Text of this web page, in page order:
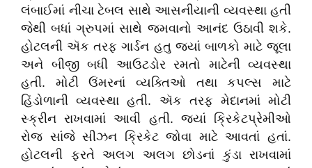
લંબાઈમાં નીચા ટેબલ સાથે આસનીયાની વ્યવસ્થા હતી
જેથી બધાં ગ્રુપમાં સાથે જમવાનો આનંદ ઉઠાવી શકે.
હોટલની ઍક તરફ ગાર્ડન હતુ જયાં બાળકો માટે જૂલા
અને બીજી બધી આઉટડોર રમતો માટેની વ્યવસ્થા
હતી. મોટી ઉંમરનાં વ્યક્તિઓ તથા કપલ્સ માટે
હિંડોળાની વ્યવસ્થા હતી. ઍક તરફ મેદાનમાં મોટી
સ્ક્રીન રાખવામાં આવી હતી. જયાં ક્રિકેટપ્રેમીઓ
રોજ સાંજે સીઝન ક્રિકેટ જોવા માટે આવતાં હતાં.
હોટલની ફરતે અલગ અલગ છોડનાં કુંડા રાખવામાં